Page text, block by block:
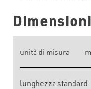
Dimensioni
unità di misura m
lunghezza standard